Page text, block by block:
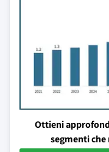
Ottieni
segmenti